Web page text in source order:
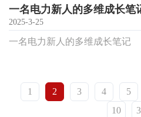
一名电力新人的多维成长笔
2025-3-25
一名电力新人的多维成长笔记
1 2 3 4 5
10